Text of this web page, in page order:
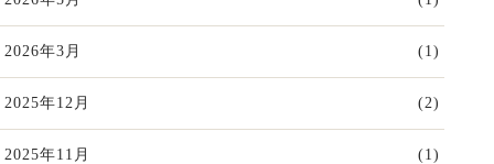
2026年3月 (1)
2025年12月 (2)
2025年11月 (1)